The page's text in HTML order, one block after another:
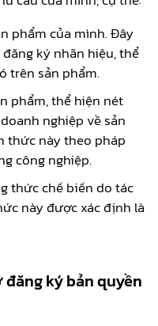
phẩm của mình. Đây
ký nhãn hiệu, thể
trên sản phẩm.
phẩm, thể hiện nét
nghiệp về sản
thức này theo pháp
công nghiệp.
thức chế biến do tác
này được xác định là
đăng ký bản quyền